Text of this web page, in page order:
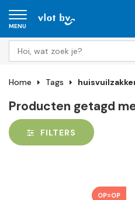
MENU
Home Tags
Producten getagd
FILTERS
OP=OP